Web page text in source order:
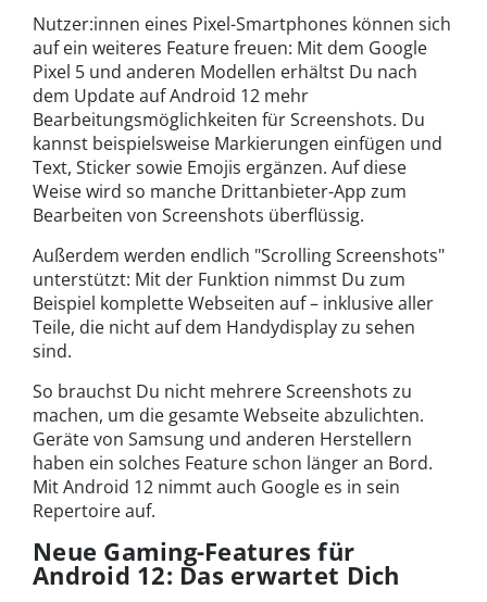
Nutzer:innen eines Pixel-Smartphones können sich
auf ein weiteres Feature freuen: Mit dem Google
Pixel 5 und anderen Modellen erhältst Du nach
dem Update auf Android 12 mehr
Bearbeitungsmöglichkeiten für Screenshots. Du
kannst beispielsweise Markierungen einfügen und
Text, Sticker sowie Emojis ergänzen. Auf diese
Weise wird so manche Drittanbieter-App zum
Bearbeiten von Screenshots überflüssig.
Außerdem werden endlich "Scrolling Screenshots"
unterstützt: Mit der Funktion nimmst Du zum
Beispiel komplette Webseiten auf – inklusive aller
Teile, die nicht auf dem Handydisplay zu sehen
sind.
So brauchst Du nicht mehrere Screenshots zu
machen, um die gesamte Webseite abzulichten.
Geräte von Samsung und anderen Herstellern
haben ein solches Feature schon länger an Bord.
Mit Android 12 nimmt auch Google es in sein
Repertoire auf.
Neue Gaming-Features für
Android 12: Das erwartet Dich